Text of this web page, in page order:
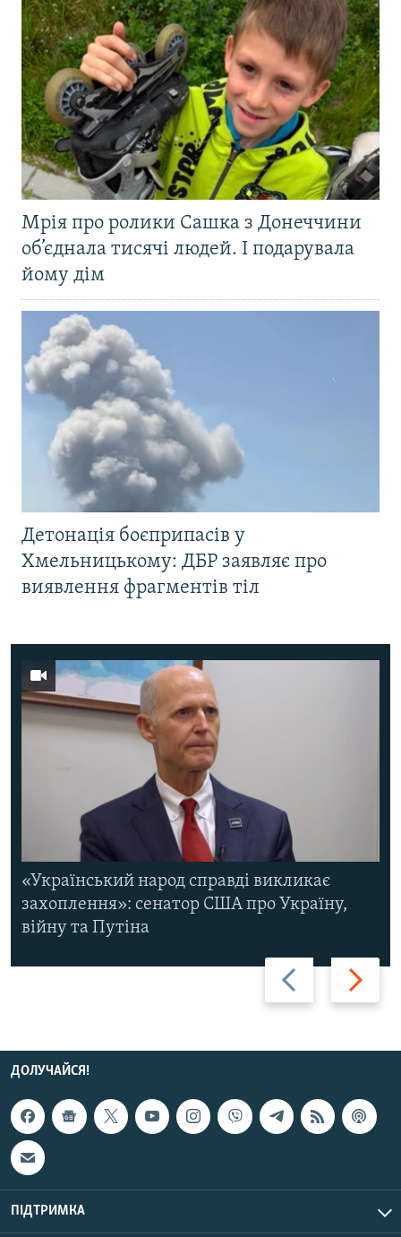
Мрія про ролики Сашка з Донеччини
об’єднала тисячі людей. І подарувала
йому дім
Детонація боєприпасів у
Хмельницькому: ДБР заявляє про
виявлення фрагментів тіл
Назад Вперед
«Український народ справді викликає
захоплення»: сенатор США про Україну,
війну та Путіна
ДОЛУЧАЙСЯ!
ПІДТРИМКА